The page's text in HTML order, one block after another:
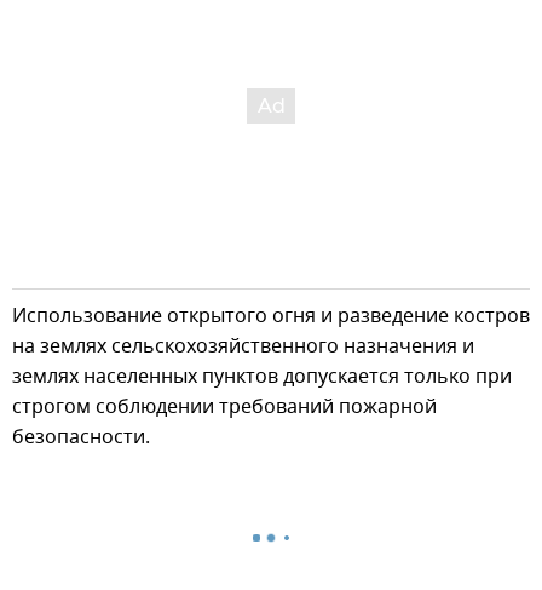
Использование открытого огня и разведение костров
на землях сельскохозяйственного назначения и
землях населенных пунктов допускается только при
строгом соблюдении требований пожарной
безопасности.